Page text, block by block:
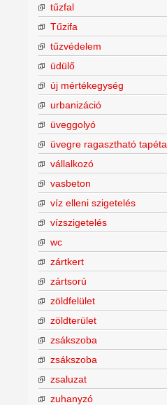
tűzfal
Tűzifa
tűzvédelem
üdülő
új mértékegység
urbanizáció
üveggolyó
üvegre ragasztható tapéta
vállalkozó
vasbeton
víz elleni szigetelés
vízszigetelés
wc
zártkert
zártsorú
zöldfelület
zöldterület
zsákszoba
zsákszoba
zsaluzat
zuhanyzó